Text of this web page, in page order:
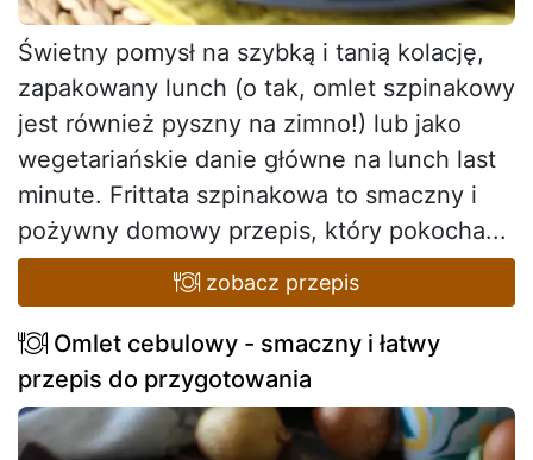
Świetny pomysł na szybką i tanią kolację,
zapakowany lunch (o tak, omlet szpinakowy
jest również pyszny na zimno!) lub jako
wegetariańskie danie główne na lunch last
minute. Frittata szpinakowa to smaczny i
pożywny domowy przepis, który pokocha...
zobacz przepis
Omlet cebulowy - smaczny i łatwy
przepis do przygotowania